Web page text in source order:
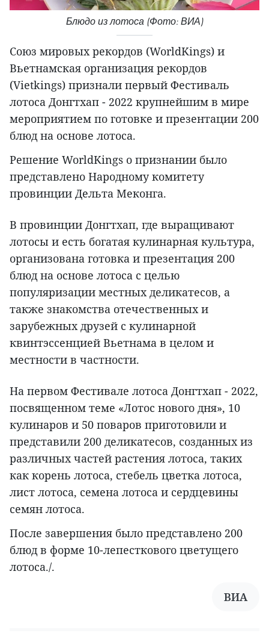
Блюдо из лотоса (Фото: ВИА)
Союз мировых рекордов (WorldKings) и
Вьетнамская организация рекордов
(Vietkings) признали первый Фестиваль
лотоса Донгтхап - 2022 крупнейшим в мире
мероприятием по готовке и презентации 200
блюд на основе лотоса.
Решение WorldKings о признании было
представлено Народному комитету
провинции Дельта Меконга.
В провинции Донгтхап, где выращивают
лотосы и есть богатая кулинарная культура,
организована готовка и презентация 200
блюд на основе лотоса с целью
популяризации местных деликатесов, а
также знакомства отечественных и
зарубежных друзей с кулинарной
квинтэссенцией Вьетнама в целом и
местности в частности.
На первом Фестивале лотоса Донгтхап - 2022,
посвященном теме «Лотос нового дня», 10
кулинаров и 50 поваров приготовили и
представили 200 деликатесов, созданных из
различных частей растения лотоса, таких
как корень лотоса, стебель цветка лотоса,
лист лотоса, семена лотоса и сердцевины
семян лотоса.
После завершения было представлено 200
блюд в форме 10-лепесткового цветущего
лотоса./.
ВИА